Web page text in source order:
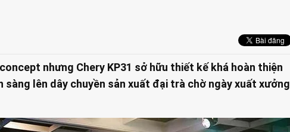
nhưng Chery KP31 sở hữu thiết kế khá hoàn thiện
sàng lên dây chuyền sản xuất đại trà chờ ngày xuất